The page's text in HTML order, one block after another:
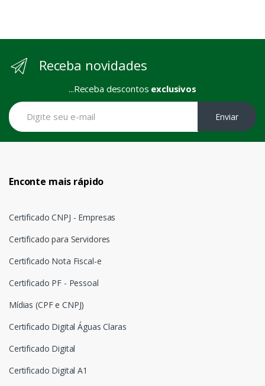
Receba novidades
...Receba descontos exclusivos
Enviar
Enconte mais rápido
Certificado CNPJ - Empresas
Certificado para Servidores
Certificado Nota Fiscal-e
Certificado PF - Pessoal
Mídias (CPF e CNPJ)
Certificado Digital Águas Claras
Certificado Digital
Certificado Digital A1